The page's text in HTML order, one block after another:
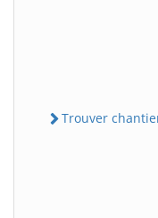
Trouver